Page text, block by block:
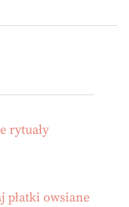
rytuały
płatki owsiane